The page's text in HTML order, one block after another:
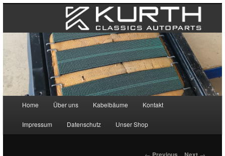
Skip to primary content
Skip to secondary content
Home Über uns Kabelbäume Kontakt
Impressum Datenschutz Unser Shop
Post navigation
← →